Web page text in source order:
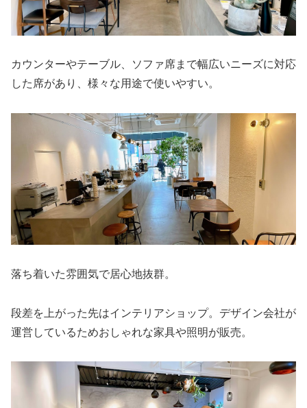
カウンターやテーブル、ソファ席まで幅広いニーズに対応
した席があり、様々な用途で使いやすい。
落ち着いた雰囲気で居心地抜群。
段差を上がった先はインテリアショップ。デザイン会社が
運営しているためおしゃれな家具や照明が販売。